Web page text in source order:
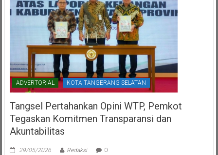
ADVERTORIAL KOTA TANGERANG SELATAN
Tangsel Pertahankan Opini WTP, Pemkot
Tegaskan Komitmen Transparansi dan
Akuntabilitas
29/05/2026 Redaksi 0